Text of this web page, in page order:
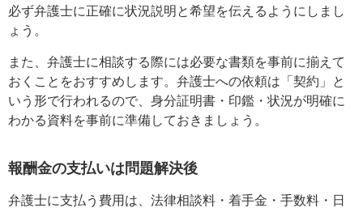
必ず弁護士に正確に状況説明と希望を伝えるようにしまし
ょう。
また、弁護士に相談する際には必要な書類を事前に揃えて
おくことをおすすめします。弁護士への依頼は「契約」と
いう形で行われるので、身分証明書・印鑑・状況が明確に
わかる資料を事前に準備しておきましょう。
報酬金の支払いは問題解決後
弁護士に支払う費用は、法律相談料・着手金・手数料・日